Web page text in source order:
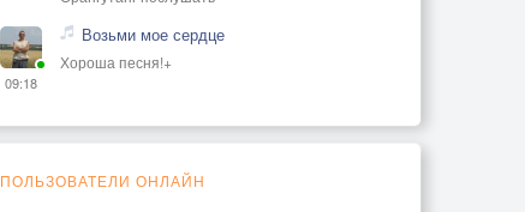
09:18
Возьми мое сердце
Хороша песня!+
ПОЛЬЗОВАТЕЛИ ОНЛАЙН